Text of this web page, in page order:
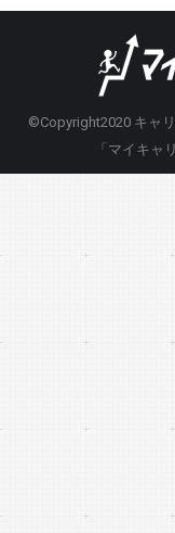
©Copyright2020 キャ
「マイキャ